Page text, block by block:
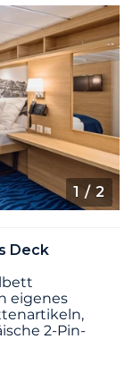
1 / 2
Deck
eigenes
2-Pin-